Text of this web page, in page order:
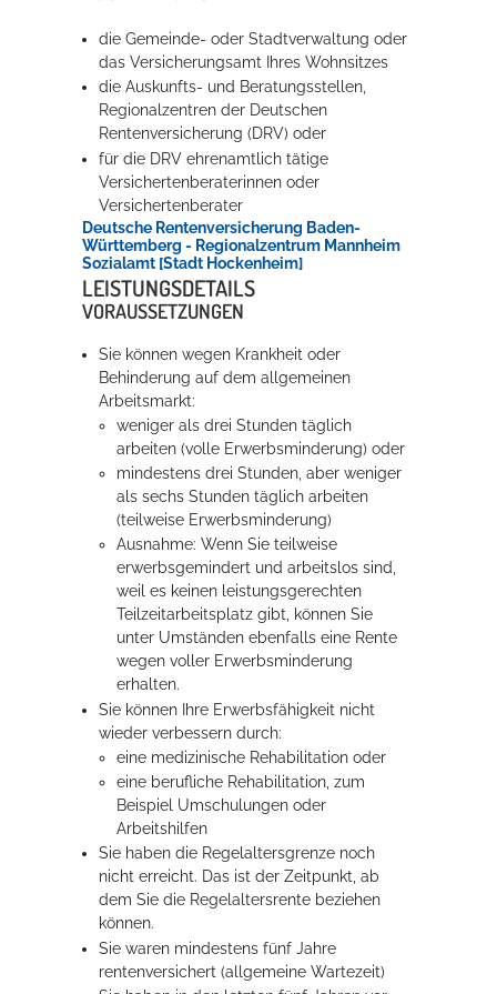
die Gemeinde- oder Stadtverwaltung oder
das Versicherungsamt Ihres Wohnsitzes
die Auskunfts- und Beratungsstellen,
Regionalzentren der Deutschen
Rentenversicherung (DRV) oder
für die DRV ehrenamtlich tätige
Versichertenberaterinnen oder
Versichertenberater
Deutsche Rentenversicherung Baden-
Württemberg - Regionalzentrum Mannheim
Sozialamt [Stadt Hockenheim]
LEISTUNGSDETAILS
VORAUSSETZUNGEN
Sie können wegen Krankheit oder
Behinderung auf dem allgemeinen
Arbeitsmarkt:
weniger als drei Stunden täglich
arbeiten (volle Erwerbsminderung) oder
mindestens drei Stunden, aber weniger
als sechs Stunden täglich arbeiten
(teilweise Erwerbsminderung)
Ausnahme: Wenn Sie teilweise
erwerbsgemindert und arbeitslos sind,
weil es keinen leistungsgerechten
Teilzeitarbeitsplatz gibt, können Sie
unter Umständen ebenfalls eine Rente
wegen voller Erwerbsminderung
erhalten.
Sie können Ihre Erwerbsfähigkeit nicht
wieder verbessern durch:
eine medizinische Rehabilitation oder
eine berufliche Rehabilitation, zum
Beispiel Umschulungen oder
Arbeitshilfen
Sie haben die Regelaltersgrenze noch
nicht erreicht. Das ist der Zeitpunkt, ab
dem Sie die Regelaltersrente beziehen
können.
Sie waren mindestens fünf Jahre
rentenversichert (allgemeine Wartezeit)